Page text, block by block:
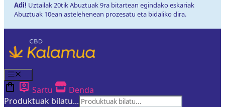
Adi! Uztailak 20tik Abuztuak 9ra bitartean egindako eskariak
Abuztuak 10ean astelehenean prozesatu eta bidaliko dira.
Sartu
Denda
Produktuak bilatu...